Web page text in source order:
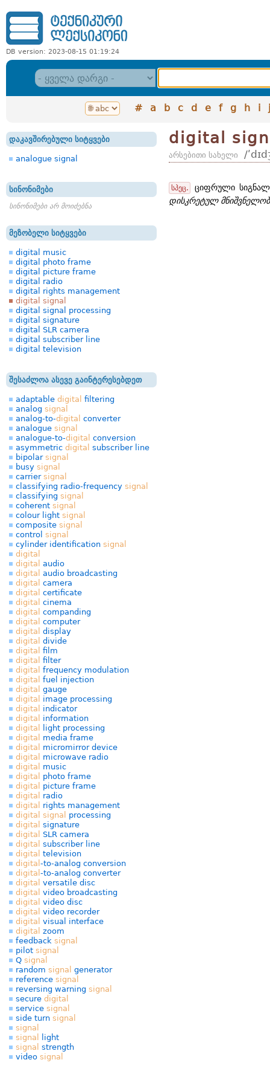
DB version: 2023-08-15 01:19:24
# a b c d e f g h i j
დაკავშირებული სიტყვები
analogue signal
სინონიმები
სინონიმები არ მოიძებნა
მეზობელი სიტყვები
digital music
digital photo frame
digital picture frame
digital radio
digital rights management
digital signal
digital signal processing
digital signature
digital SLR camera
digital subscriber line
digital television
შესაძლოა ასევე გაინტერესებდეთ
adaptable digital filtering
analog signal
analog-to-digital converter
analogue signal
analogue-to-digital conversion
asymmetric digital subscriber line
bipolar signal
busy signal
carrier signal
classifying radio-frequency signal
classifying signal
coherent signal
colour light signal
composite signal
control signal
cylinder identification signal
digital
digital audio
digital audio broadcasting
digital camera
digital certificate
digital cinema
digital companding
digital computer
digital display
digital divide
digital film
digital filter
digital frequency modulation
digital fuel injection
digital gauge
digital
image processing
digital
indicator
digital
information
digital
light processing
digital
media frame
digital
micromirror device
digital
microwave radio
digital
music
digital
photo frame
digital
picture frame
digital
radio
digital
rights management
digital signal
processing
digital signature
digital SLR camera
digital subscriber line
digital television
digital -to-analog conversion
digital -to-analog converter
digital versatile disc
digital video broadcasting
digital video disc
digital video recorder
digital visual interface
digital zoom
feedback signal
pilot signal
Q signal
random signal generator
reference signal
reversing warning signal
secure digital
service signal
side turn signal
signal
signal
light
signal strength
video signal
digital
არსებითი სახელი /
სპეც.
ციფრული
დისკრეტულ